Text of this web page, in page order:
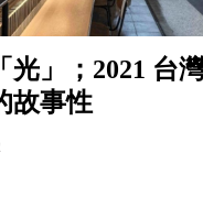
光」；2021 台
故事性